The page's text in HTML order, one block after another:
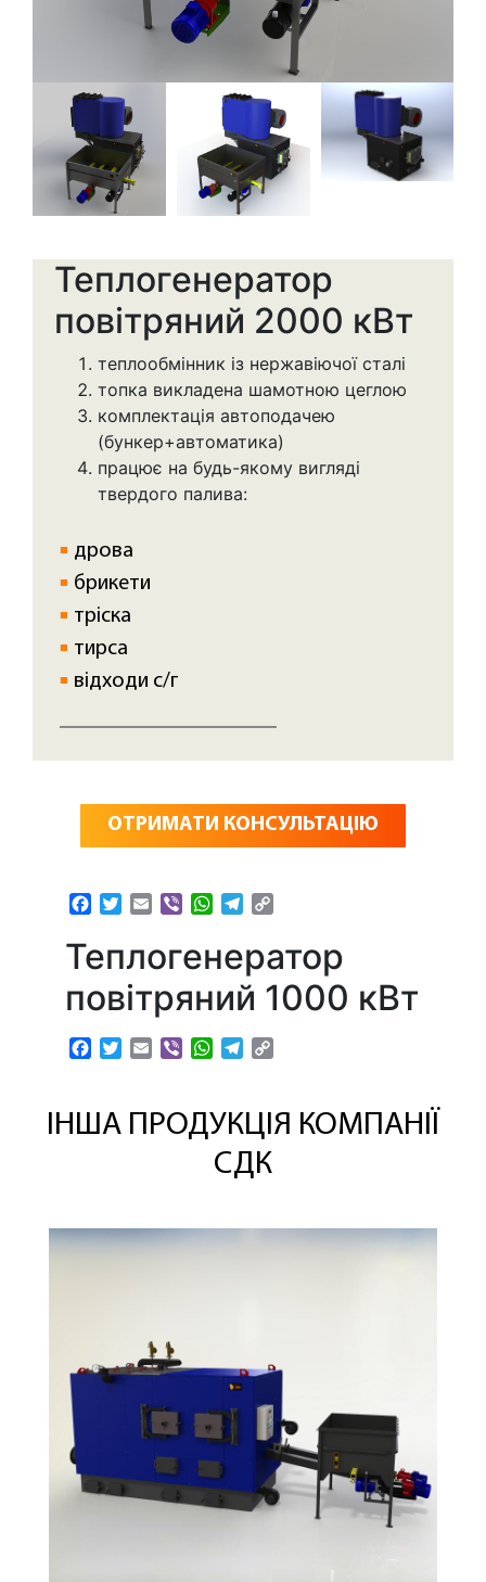
Теплогенератор
повітряний 2000 кВт
теплообмінник із нержавіючої сталі
топка викладена шамотною цеглою
комплектація автоподачею
(бункер+автоматика)
працює на будь-якому вигляді
твердого палива:
дрова
брикети
тріска
тирса
відходи с/г
ОТРИМАТИ КОНСУЛЬТАЦІЮ
Facebook
TwitterEmailViberWhatsApp
Telegram
Теплогенератор
повітряний 1000 кВт
Facebook
TwitterEmailViberWhatsApp
Telegram
ІНША ПРОДУКЦІЯ КОМПАНІЇ
СДК